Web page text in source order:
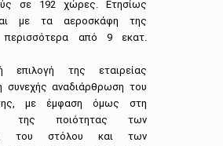
σε 192 χώρες. Ετησίως
με τα αεροσκάφη της
περισσότερα από 9 εκατ.
επιλογή της εταιρείας
συνεχής αναδιάρθρωση του
με έμφαση όμως στη
της ποιότητας των
του στόλου και των